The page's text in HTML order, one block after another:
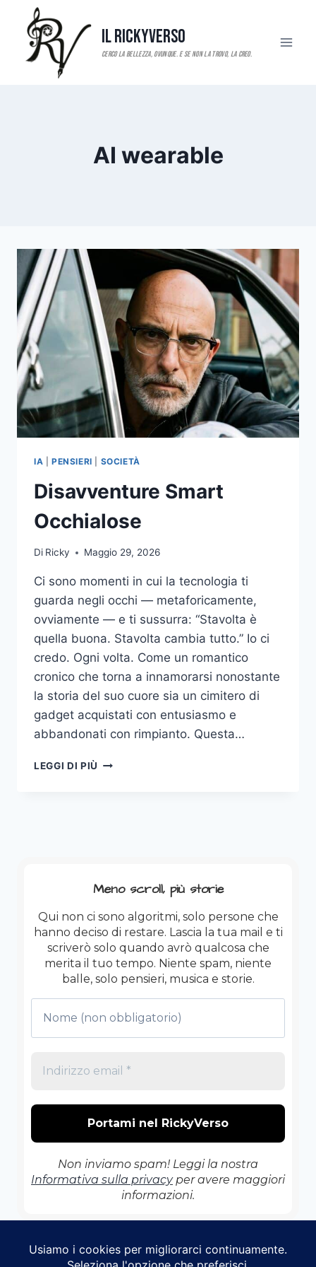
contenuto
Il RickyVerso
AI wearable
IA PENSIERI SOCIETÀ
Disavventure Smart
Occhialose
Di Ricky Maggio 29, 2026
Ci sono momenti in cui la tecnologia ti
guarda negli occhi — metaforicamente,
ovviamente — e ti sussurra: “Stavolta è
quella buona. Stavolta cambia tutto.” Io ci
credo. Ogni volta. Come un romantico
cronico che torna a innamorarsi nonostante
la storia del suo cuore sia un cimitero di
gadget acquistati con entusiasmo e
abbandonati con rimpianto. Questa…
LEGGI DI PIÙ DISAVVENTURE
Meno scroll, più storie
Qui non ci sono algoritmi, solo persone che
hanno deciso di restare. Lascia la tua mail e ti
scriverò solo quando avrò qualcosa che
merita il tuo tempo. Niente spam, niente
balle, solo pensieri, musica e storie.
Non inviamo spam! Leggi la nostra
Informativa sulla privacyper avere maggiori
informazioni.